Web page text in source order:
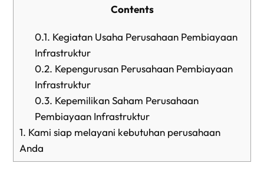
Contents
0.1. Kegiatan Usaha Perusahaan Pembiayaan
Infrastruktur
0.2. Kepengurusan Perusahaan Pembiayaan
Infrastruktur
0.3. Kepemilikan Saham Perusahaan
Pembiayaan Infrastruktur
1. Kami siap melayani kebutuhan perusahaan
Anda